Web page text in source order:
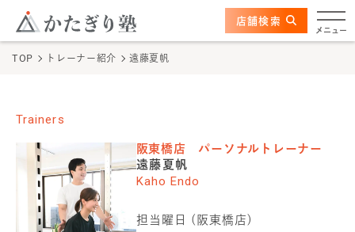
このページの本文へ
メニュー
かたぎり塾について
ビフォーアフター
お客さまの声
店舗検索
TOP トレーナー紹介 遠藤夏帆
Trainers
阪東橋店
パーソナルトレーナー
遠藤夏帆
Kaho Endo
担当曜日 ( 阪東橋店 )